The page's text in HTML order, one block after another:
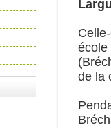
école
de la